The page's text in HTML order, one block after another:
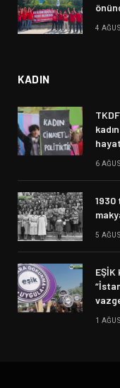
4
KADIN
6
1930
5
1